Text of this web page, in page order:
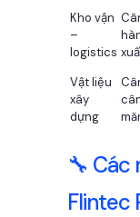
Kho vận
–
logistics
Vật liệu
xây
dựng
🔧 Các
Flintec